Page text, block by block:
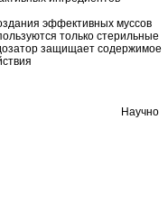
эффективных муссов
только стерильные
защищает содержимое
Научно